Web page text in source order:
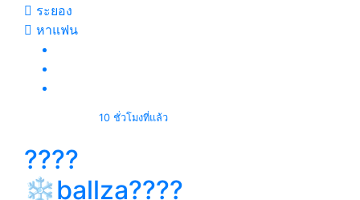
ระยอง
หาแฟน
10 ชั่วโมงที่แล้ว
????
❄️ballza????